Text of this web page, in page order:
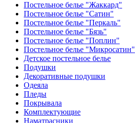
Постельное белье "Жаккард"
Постельное белье "Сатин"
Постельное белье "Перкаль"
Постельное белье "Бязь"
Постельное белье "Поплин"
Постельное белье "Микросатин"
Детское постельное белье
Подушки
Декоративные подушки
Одеяла
Пледы
Покрывала
Комплектующие
Наматрасники